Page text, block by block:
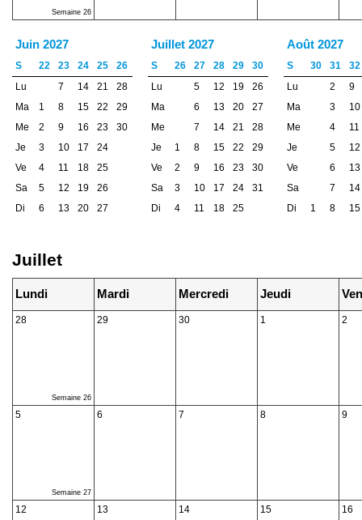
Semaine 26
Juin 2027
S 22 23 24 25
26
Lu
7 14 21
28
Ma
1 8 15 22
29
Me
2 9 16 23
30
Je
3 10 17
24
Ve
4 11 18
25
Sa
5 12 19
26
Di
6 13 20 27
Juillet 2027
S 26 27 28 29
30
Lu
5 12 19
26
Ma
6 13 20
27
Me
7 14 21
28
Je
1 8 15 22
29
Ve
2 9 16 23
30
Sa
3 10 17 24
31
Di
4 11 18 25
Août 2027
S 30 31
32
Lu
2
9
Ma
3
10
Me
4
11
Je
5
12
Ve
6
13
Sa
7
14
Di
1 8 15
Juillet
Lundi Mardi Mercredi Jeudi
28
Semaine 26
29 30 1 2
5
Semaine 27
6 7 8 9
12 13 14 15 16